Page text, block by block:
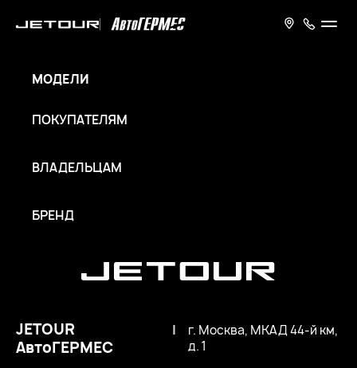
JETOUR
АвтоГЕРМЕС
|
г. Москва, МКАД 44-й км,
д. 1
МОДЕЛИ
ПОКУПАТЕЛЯМ
ВЛАДЕЛЬЦАМ
БРЕНД